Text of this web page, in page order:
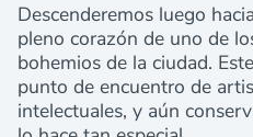
Descenderemos luego
pleno corazón de uno de
bohemios de la ciudad.
punto de encuentro de
intelectuales, y aún